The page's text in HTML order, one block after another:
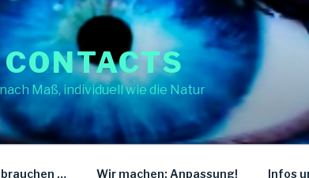
Maß, individuell wie die Natur
… Wir machen: Anpassung! Infos